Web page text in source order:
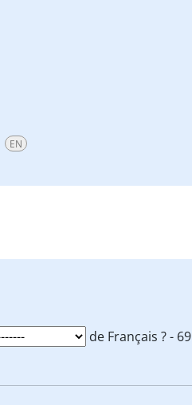
EN
de Français ? - 69